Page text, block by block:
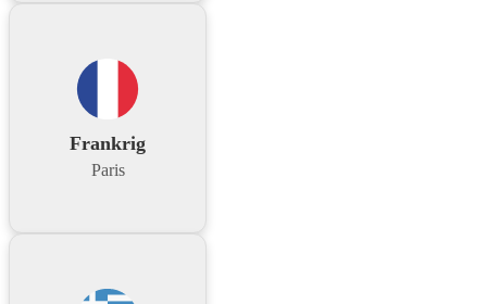
Frankrig
Paris